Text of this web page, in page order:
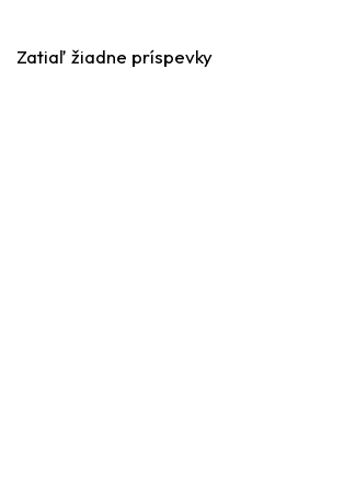
Zatiaľ žiadne príspevky